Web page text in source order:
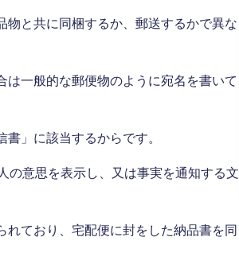
物と共に同梱するか、郵送するかで異な
一般的な郵便物のように宛名を書いて
」に該当するからです。
の意思を表示し、又は事実を通知する文
ており、宅配便に封をした納品書を同